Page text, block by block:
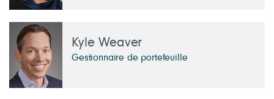
Kyle Weaver
Gestionnaire de portefeuille